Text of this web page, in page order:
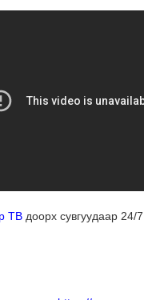
ТВ доорх сувгуудаар 24/